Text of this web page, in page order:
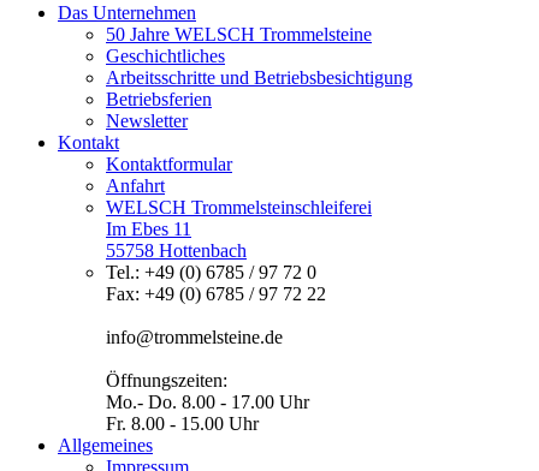
Das Unternehmen
50 Jahre WELSCH Trommelsteine
Geschichtliches
Arbeitsschritte und Betriebsbesichtigung
Betriebsferien
Newsletter
Kontakt
Kontaktformular
Anfahrt
WELSCH Trommelsteinschleiferei
Im Ebes 11
55758 Hottenbach
Tel.: +49 (0) 6785 / 97 72 0
Fax: +49 (0) 6785 / 97 72 22
info@trommelsteine.de
Öffnungszeiten:
Mo.- Do. 8.00 - 17.00 Uhr
Fr. 8.00 - 15.00 Uhr
Allgemeines
Impressum